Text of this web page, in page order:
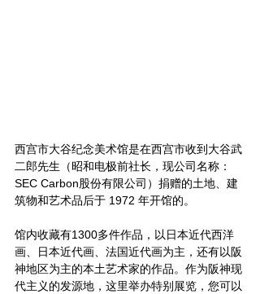
西宫市大谷纪念美术馆是在西宫市收到大谷武
二郎先生（昭和电极前社长，现公司名称：
SEC Carbon股份有限公司）捐赠的土地、建
筑物和艺术品后于 1972 年开馆的。
馆内收藏有1300多件作品，以日本近代西洋
画、日本近代画、法国近代画为主，还有以阪
神地区为主的本土艺术家的作品。作为阪神现
代主义的发源地，这里举办特别展览，您可以